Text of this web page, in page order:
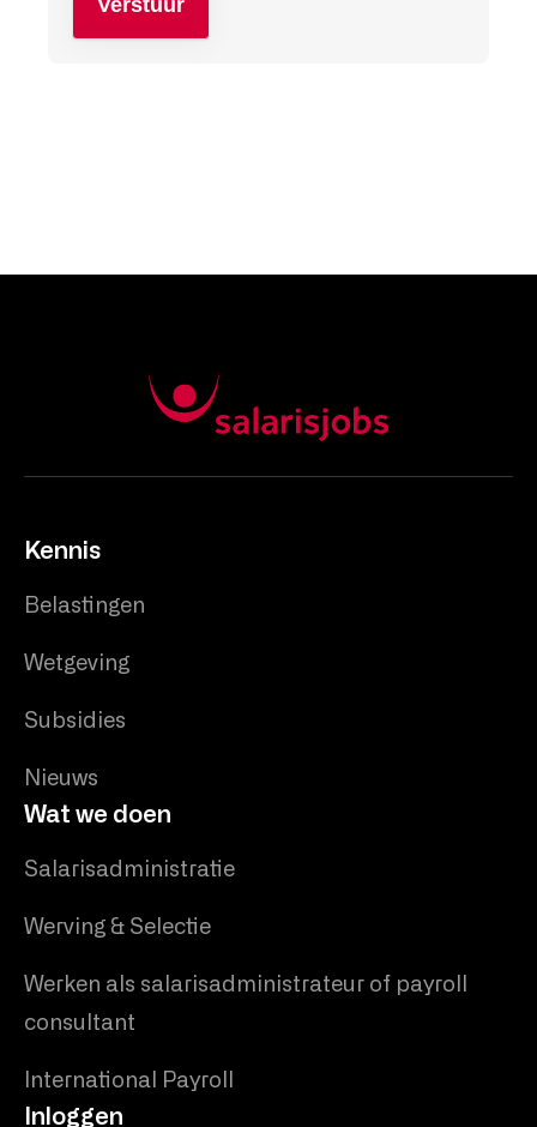
Kennis
Belastingen
Wetgeving
Subsidies
Nieuws
Wat we doen
Salarisadministratie
Werving & Selectie
Werken als salarisadministrateur of payroll
consultant
International Payroll
Inloggen